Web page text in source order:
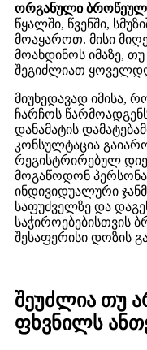
ორგანული
წყალში, წვენში,
მოაყაროთ. მისი
მოახდინოს იმაზე,
შეგიძლიათ
მიუხედავად იმისა,
ჩარჩოს
დანამატის
კონსულტაცია
რეგისტრირებულ
მოგაწოდონ
ინდივიდუალური
საფუძველზე და
საჭიროებებისთვის
შესაფერისი დოზის
შეუძლია თუ
ფხვნილს